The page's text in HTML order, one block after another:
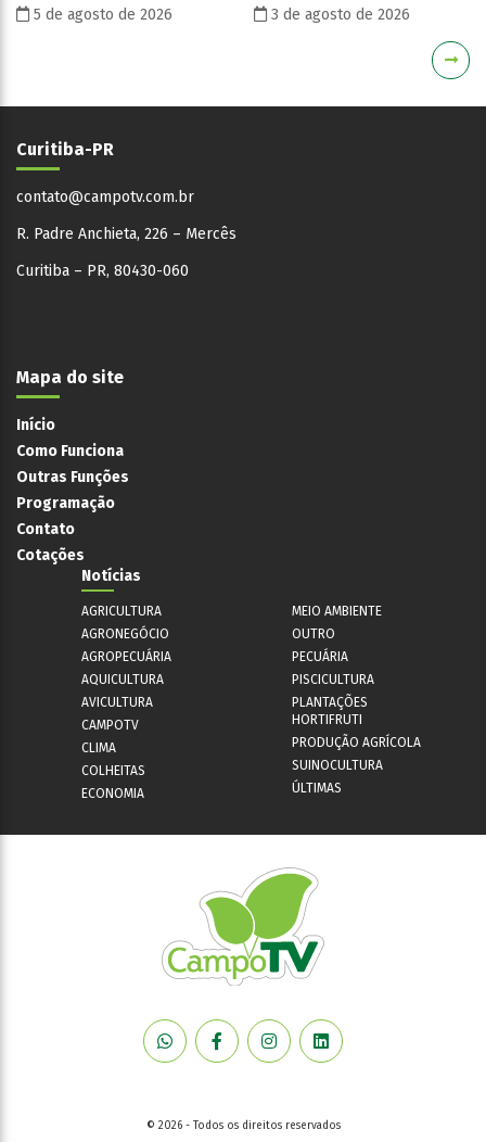
5 de agosto de 2026 3 de agosto de 2026
Curitiba-PR
contato@campotv.com.br
R. Padre Anchieta, 226 – Mercês
Curitiba – PR, 80430-060
Mapa do site
Início
Como Funciona
Outras Funções
Programação
Contato
Cotações
Notícias
AGRICULTURA
AGRONEGÓCIO
AGROPECUÁRIA
AQUICULTURA
AVICULTURA
CAMPOTV
CLIMA
COLHEITAS
ECONOMIA
MEIO AMBIENTE
OUTRO
PECUÁRIA
PISCICULTURA
PLANTAÇÕES
HORTIFRUTI
PRODUÇÃO AGRÍCOLA
SUINOCULTURA
ÚLTIMAS
© 2026 - Todos os direitos reservados